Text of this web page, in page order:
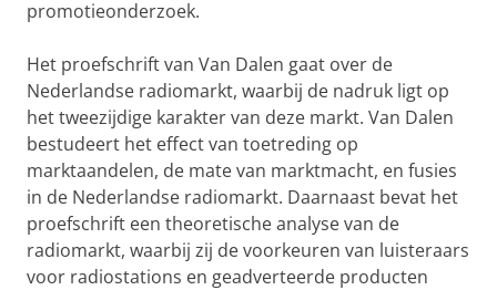
promotieonderzoek.
Het proefschrift van Van Dalen gaat over de
Nederlandse radiomarkt, waarbij de nadruk ligt op
het tweezijdige karakter van deze markt. Van Dalen
bestudeert het effect van toetreding op
marktaandelen, de mate van marktmacht, en fusies
in de Nederlandse radiomarkt. Daarnaast bevat het
proefschrift een theoretische analyse van de
radiomarkt, waarbij zij de voorkeuren van luisteraars
voor radiostations en geadverteerde producten